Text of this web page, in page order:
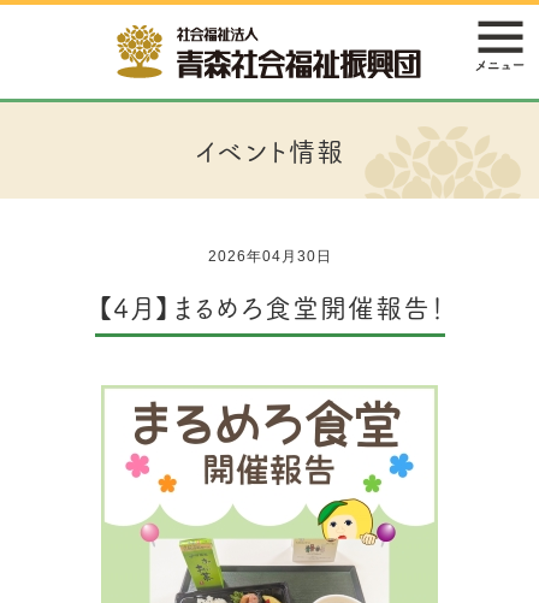
イベント情報
2026年04月30日
【4月】まるめろ食堂開催報告！